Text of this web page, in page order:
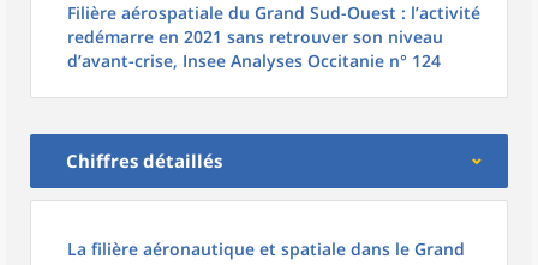
Filière aérospatiale du Grand Sud-Ouest : l’activité
redémarre en 2021 sans retrouver son niveau
d’avant-crise, Insee Analyses Occitanie n° 124
Chiffres détaillés
La filière aéronautique et spatiale dans le Grand